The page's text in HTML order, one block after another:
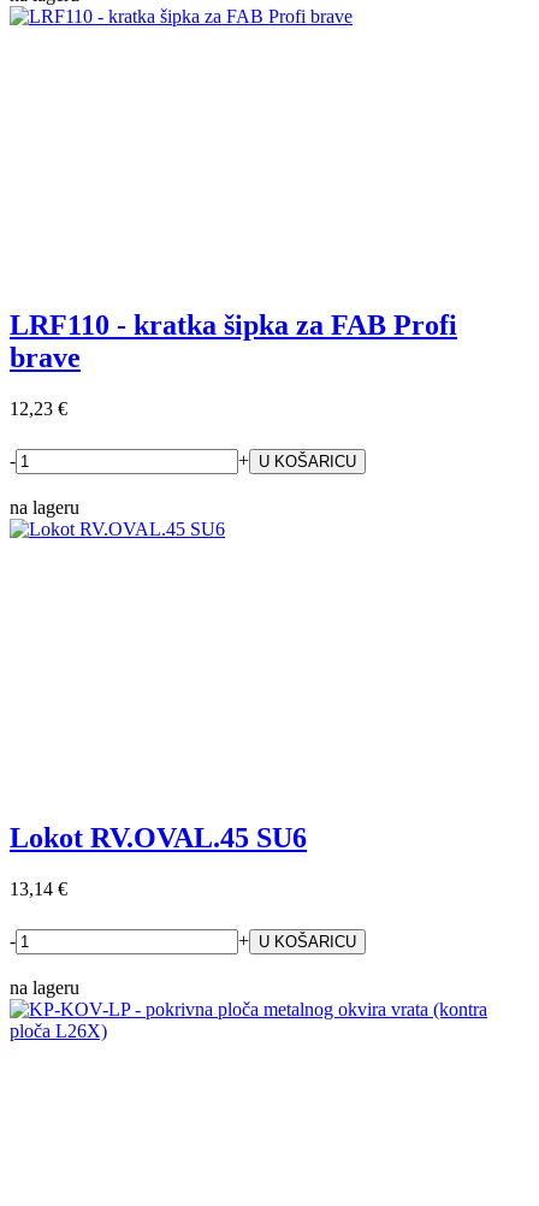
LRF110 - kratka šipka za FAB Profi
brave
12,23 €
- +
na lageru
Lokot RV.OVAL.45 SU6
13,14 €
- +
na lageru